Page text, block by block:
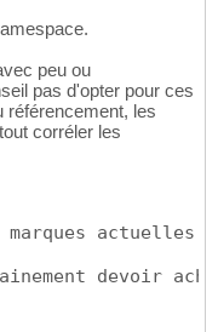
peu ou
pas d'opter pour ces
référencement, les
corréler les
actuelles
devoir